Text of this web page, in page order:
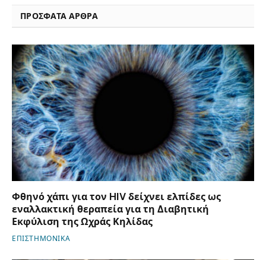
ΠΡΟΣΦΑΤΑ ΑΡΘΡΑ
Φθηνό χάπι για τον HIV δείχνει ελπίδες ως
εναλλακτική θεραπεία για τη Διαβητική
Εκφύλιση της Ωχράς Κηλίδας
ΕΠΙΣΤΗΜΟΝΙΚΑ